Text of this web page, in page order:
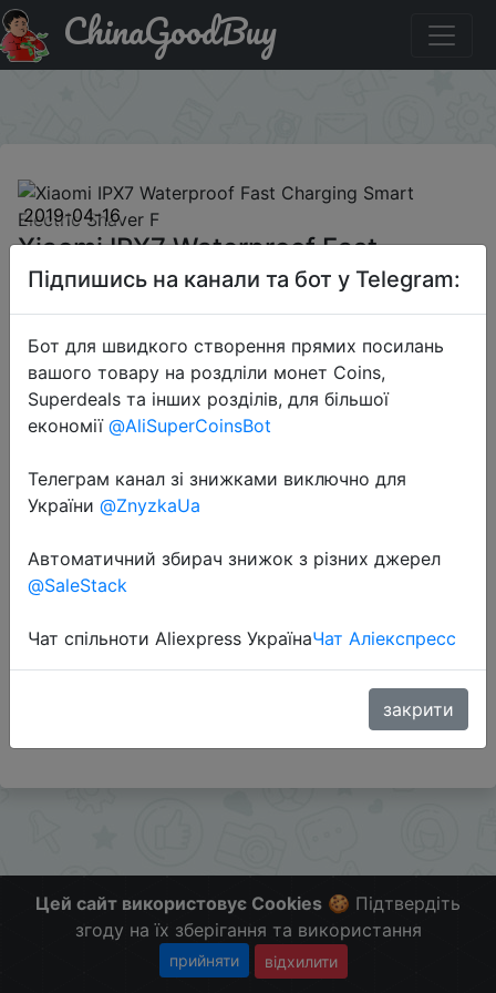
Купити по знижці ChinaGB745 Xiaomi IPX7 Waterproof
Fast Charging Smart Electric Shaver F
ChinaGoodBuy
2019-04-16
Xiaomi IPX7 Waterproof Fast
Charging Smart Electric Shaver F
$27
Перейти до магазину
#Banggood
Скидка под запросам подписчиков. Скидка на 15
t.me/ChinaGoodBuy
Цей сайт використовує Cookies 🍪 Підтвердіть
згоду на їх зберігання та використання
прийняти відхилити
Підпишись на канали та бот у Telegram:
Бот для швидкого створення прямих посилань
вашого товару на роздліли монет Coins,
Superdeals та інших розділів, для більшої
економії @AliSuperCoinsBot
Телеграм канал зі знижками виключно для
України @ZnyzkaUa
Автоматичний збирач знижок з різних джерел
@SaleStack
Чат спільноти Aliexpress УкраїнаЧат Аліекспресс
закрити